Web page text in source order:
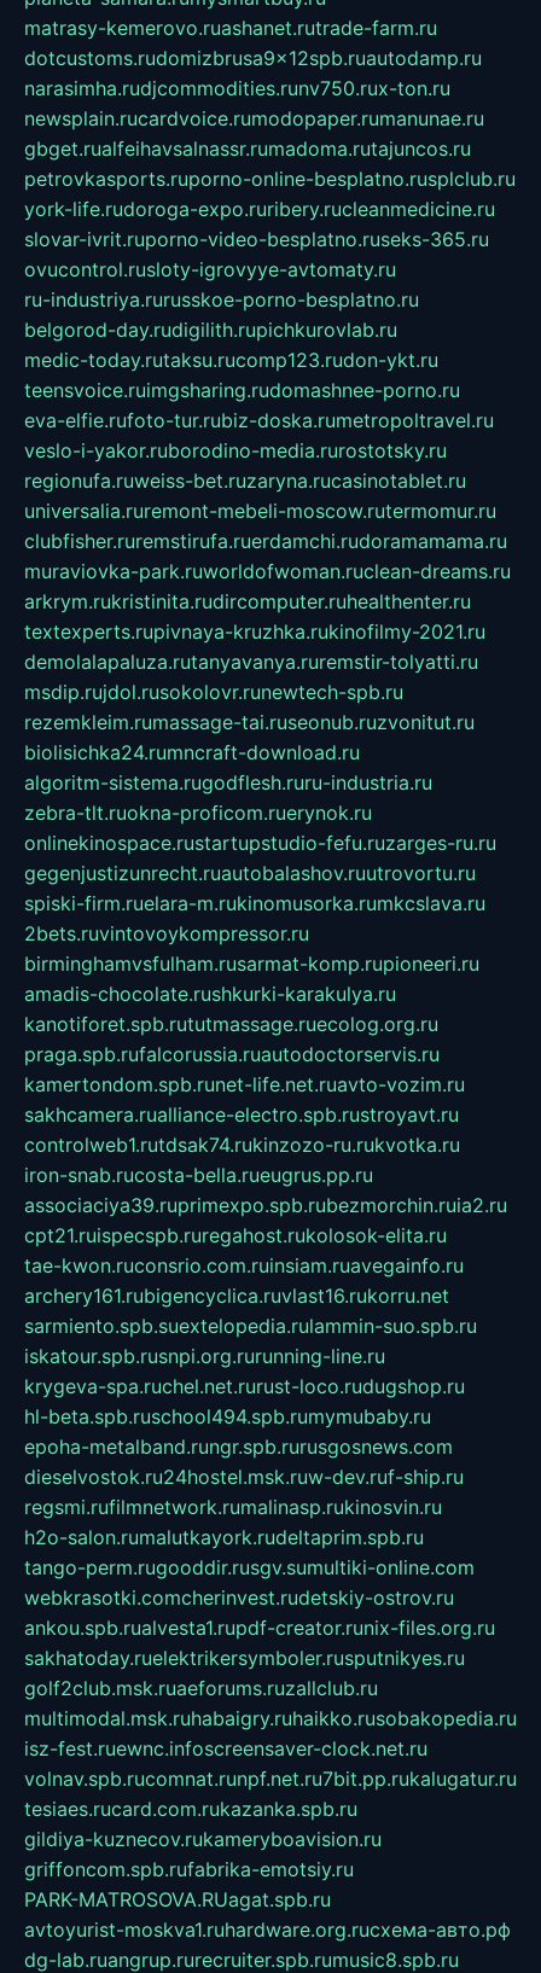
matrasy-kemerovo.ruashanet.rutrade-farm.ru
dotcustoms.rudomizbrusa9x12spb.ruautodamp.ru
narasimha.rudjcommodities.runv750.rux-ton.ru
newsplain.rucardvoice.rumodopaper.rumanunae.ru
gbget.rualfeihavsalnassr.rumadoma.rutajuncos.ru
petrovkasports.ruporno-online-besplatno.rusplclub.ru
york-life.rudoroga-expo.ruribery.rucleanmedicine.ru
slovar-ivrit.ruporno-video-besplatno.ruseks-365.ru
ovucontrol.rusloty-igrovyye-avtomaty.ru
ru-industriya.rurusskoe-porno-besplatno.ru
belgorod-day.rudigilith.rupichkurovlab.ru
medic-today.rutaksu.rucomp123.rudon-ykt.ru
teensvoice.ruimgsharing.rudomashnee-porno.ru
eva-elfie.rufoto-tur.rubiz-doska.rumetropoltravel.ru
veslo-i-yakor.ruborodino-media.rurostotsky.ru
regionufa.ruweiss-bet.ruzaryna.rucasinotablet.ru
universalia.ruremont-mebeli-moscow.rutermomur.ru
clubfisher.ruremstirufa.ruerdamchi.rudoramamama.ru
muraviovka-park.ruworldofwoman.ruclean-dreams.ru
arkrym.rukristinita.rudircomputer.ruhealthenter.ru
textexperts.rupivnaya-kruzhka.rukinofilmy-2021.ru
demolalapaluza.rutanyavanya.ruremstir-tolyatti.ru
msdip.rujdol.rusokolovr.runewtech-spb.ru
rezemkleim.rumassage-tai.ruseonub.ruzvonitut.ru
biolisichka24.rumncraft-download.ru
algoritm-sistema.rugodflesh.ruru-industria.ru
zebra-tlt.ruokna-proficom.ruerynok.ru
onlinekinospace.rustartupstudio-fefu.ruzarges-ru.ru
gegenjustizunrecht.ruautobalashov.ruutrovortu.ru
spiski-firm.ruelara-m.rukinomusorka.rumkcslava.ru
2bets.ruvintovoykompressor.ru
birminghamvsfulham.rusarmat-komp.rupioneeri.ru
amadis-chocolate.rushkurki-karakulya.ru
kanotiforet.spb.rututmassage.ruecolog.org.ru
praga.spb.rufalcorussia.ruautodoctorservis.ru
kamertondom.spb.runet-life.net.ruavto-vozim.ru
sakhcamera.rualliance-electro.spb.rustroyavt.ru
controlweb1.rutdsak74.rukinzozo-ru.rukvotka.ru
iron-snab.rucosta-bella.rueugrus.pp.ru
associaciya39.ruprimexpo.spb.rubezmorchin.ruia2.ru
cpt21.ruispecspb.ruregahost.rukolosok-elita.ru
tae-kwon.ruconsrio.com.ruinsiam.ruavegainfo.ru
archery161.rubigencyclica.ruvlast16.rukorru.net
sarmiento.spb.suextelopedia.rulammin-suo.spb.ru
iskatour.spb.rusnpi.org.rurunning-line.ru
krygeva-spa.ruchel.net.rurust-loco.rudugshop.ru
hl-beta.spb.ruschool494.spb.rumymubaby.ru
epoha-metalband.rungr.spb.rurusgosnews.com
dieselvostok.ru24hostel.msk.ruw-dev.ruf-ship.ru
regsmi.rufilmnetwork.rumalinasp.rukinosvin.ru
h2o-salon.rumalutkayork.rudeltaprim.spb.ru
tango-perm.rugooddir.rusgv.sumultiki-online.com
webkrasotki.comcherinvest.rudetskiy-ostrov.ru
ankou.spb.rualvesta1.rupdf-creator.runix-files.org.ru
sakhatoday.ruelektrikersymboler.rusputnikyes.ru
golf2club.msk.ruaeforums.ruzallclub.ru
multimodal.msk.ruhabaigry.ruhaikko.rusobakopedia.ru
isz-fest.ruewnc.infoscreensaver-clock.net.ru
volnav.spb.rucomnat.runpf.net.ru7bit.pp.rukalugatur.ru
tesiaes.rucard.com.rukazanka.spb.ru
gildiya-kuznecov.rukameryboavision.ru
griffoncom.spb.rufabrika-emotsiy.ru
PARK-MATROSOVA.RUagat.spb.ru
avtoyurist-moskva1.ruhardware.org.ruсхема-авто.рф
dg-lab.ruangrup.rurecruiter.spb.rumusic8.spb.ru